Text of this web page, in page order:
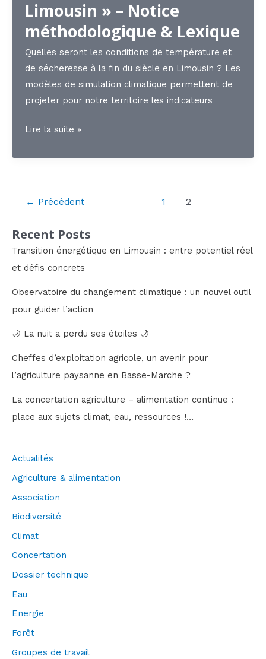
Article
Limousin » – Notice
méthodologique & Lexique
Quelles seront les conditions de température et
de sécheresse à la fin du siècle en Limousin ? Les
modèles de simulation climatique permettent de
projeter pour notre territoire les indicateurs
Dossier
« Simulations
–
méthodologique
&
Lexique
Lire la suite »
Pagination
← Précédent 1 2
Recent Posts
Transition énergétique en Limousin : entre potentiel réel
et défis concrets
Observatoire du changement climatique : un nouvel outil
pour guider l’action
🌙 La nuit a perdu ses étoiles 🌙
Cheffes d’exploitation agricole, un avenir pour
l’agriculture paysanne en Basse-Marche ?
La concertation agriculture – alimentation continue :
place aux sujets climat, eau, ressources !…
Actualités
Agriculture & alimentation
Association
Biodiversité
Climat
Concertation
Dossier technique
Eau
Energie
Forêt
Groupes de travail